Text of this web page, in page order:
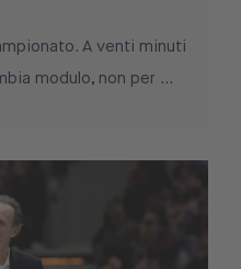
A venti minuti
modulo, non per ...